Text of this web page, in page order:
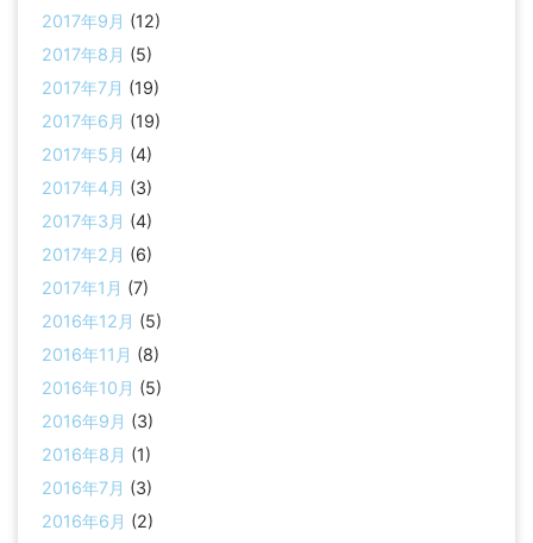
2017年9月 (12)
2017年8月 (5)
2017年7月 (19)
2017年6月 (19)
2017年5月 (4)
2017年4月 (3)
2017年3月 (4)
2017年2月 (6)
2017年1月 (7)
2016年12月 (5)
2016年11月 (8)
2016年10月 (5)
2016年9月 (3)
2016年8月 (1)
2016年7月 (3)
2016年6月 (2)